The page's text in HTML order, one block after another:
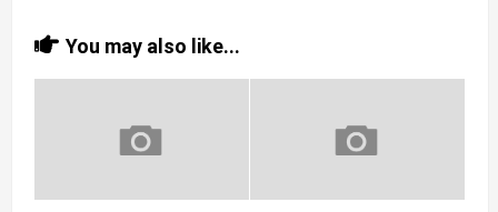
You may also like...